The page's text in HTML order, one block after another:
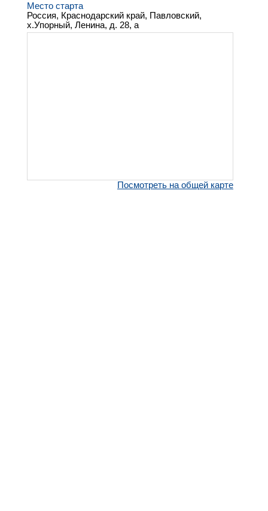
Место старта
Россия, Краснодарский край, Павловский,
х.Упорный, Ленина, д. 28, а
Посмотреть на общей карте